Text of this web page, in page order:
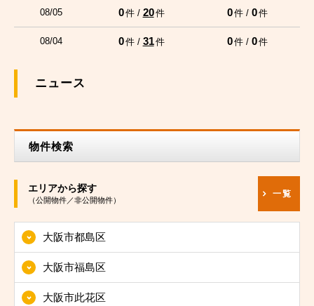
08/05 0件 / 20件 0件 / 0件
08/04 0件 / 31件 0件 / 0件
ニュース
物件検索
エリアから探す
（公開物件／非公開物件）
一覧
大阪市都島区
大阪市福島区
大阪市此花区